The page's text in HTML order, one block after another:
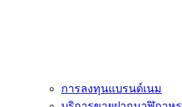
การลงทุนแบรนด์เนม